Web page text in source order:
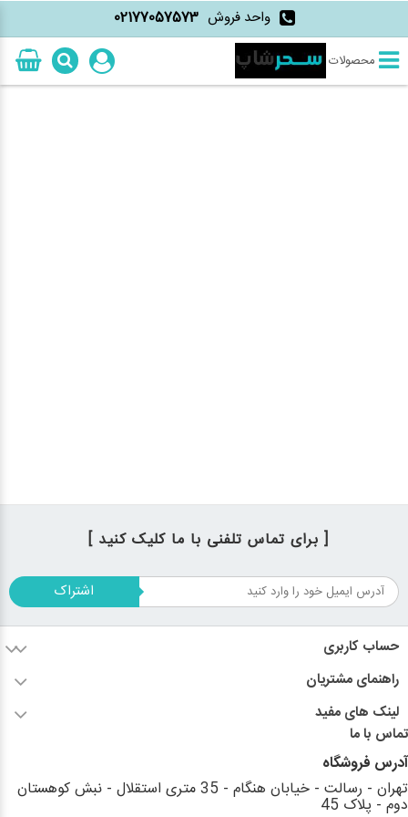
واحد فروش 02177057573
محصولات
[ برای تماس تلفنی با ما کلیک کنید ]
اشتراک
حساب کاربری
راهنمای مشتریان
لینک های مفید
تماس با ما
آدرس فروشگاه
تهران - رسالت - خیابان هنگام - 35 متری استقلال - نبش کوهستان
دوم - پلاک 45